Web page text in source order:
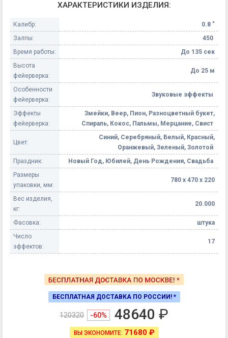
ХАРАКТЕРИСТИКИ ИЗДЕЛИЯ:
Калибр:
0.8 "
Залпы:
450
Время работы:
До 135 сек
Высота
фейерверка:
До 25 м
Особенности
фейерверка:
Звуковые эффекты
Эффекты
фейерверка:
Змейки, Веер, Пион, Разноцветный букет,
Спираль, Кокос, Пальмы, Мерцание, Свист
Цвет:
Синий, Серебряный, Белый, Красный,
Оранжевый, Зеленый, Золотой
Праздник:
Новый Год, Юбилей, День Рождения, Свадьба
Размеры
упаковки, мм:
780 х 470 х 220
Вес изделия,
кг:
20.000
Фасовка:
штука
Число
эффектов:
17
БЕСПЛАТНАЯ ДОСТАВКА ПО РОССИИ! *
120320 -60% 48640 ₽
ВЫ ЭКОНОМИТЕ: 71680 ₽